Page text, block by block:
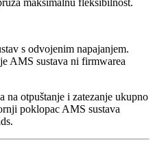
maksimalnu fleksibilnost.
s odvojenim napajanjem.
AMS sustava ni firmwarea
na otpuštanje i zatezanje ukupno
poklopac AMS sustava